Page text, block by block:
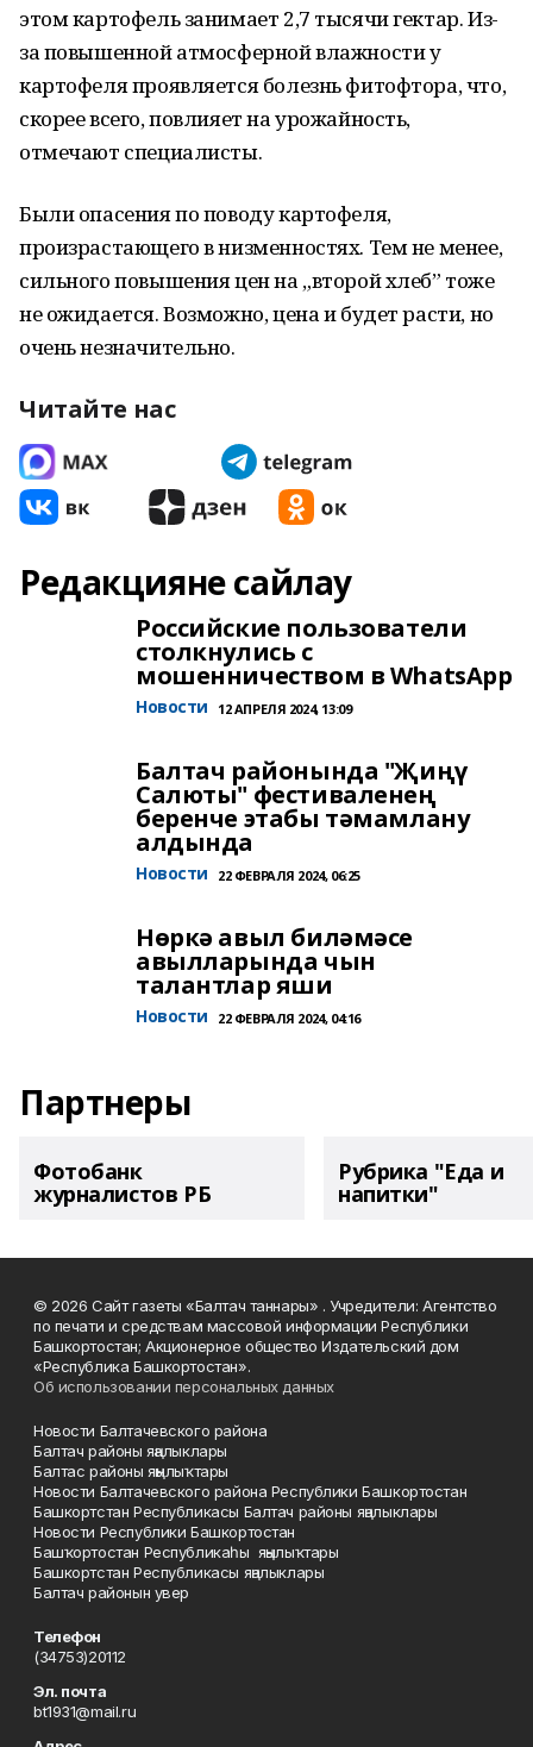
этом картофель занимает 2,7 тысячи гектар. Из-
за повышенной атмосферной влажности у
картофеля проявляется болезнь фитофтора, что,
скорее всего, повлияет на урожайность,
отмечают специалисты.
Были опасения по поводу картофеля,
произрастающего в низменностях. Тем не менее,
сильного повышения цен на „второй хлеб” тоже
не ожидается. Возможно, цена и будет расти, но
очень незначительно.
Читайте нас
Редакцияне сайлау
Российские пользователи
столкнулись с
мошенничеством в WhatsApp
Новости 12 АПРЕЛЯ 2024, 13:09
Балтач районында "Җиңү
Салюты" фестиваленең
беренче этабы тәмамлану
алдында
Новости 22 ФЕВРАЛЯ 2024, 06:25
Нөркә авыл биләмәсе
авылларында чын
талантлар яши
Новости 22 ФЕВРАЛЯ 2024, 04:16
Партнеры
Фотобанк
журналистов РБ
Рубрика "Еда и
напитки"
© 2026 Сайт газеты «Балтач таннары» . Учредители: Агентство
по печати и средствам массовой информации Республики
Башкортостан; Акционерное общество Издательский дом
«Республика Башкортостан».
Об использовании персональных данных
Новости Балтачевского района
Балтач районы яңалыклары
Балтас районы яңылыҡтары
Новости Балтачевского района Республики Башкортостан
Башкортстан Республикасы Балтач районы яңалыклары
Новости Республики Башкортостан
Башҡортостан Республикаһы яңылыҡтары
Башкортстан Республикасы яңалыклары
Балтач районын увер
Телефон
(34753)20112
Эл. почта
bt1931@mail.ru